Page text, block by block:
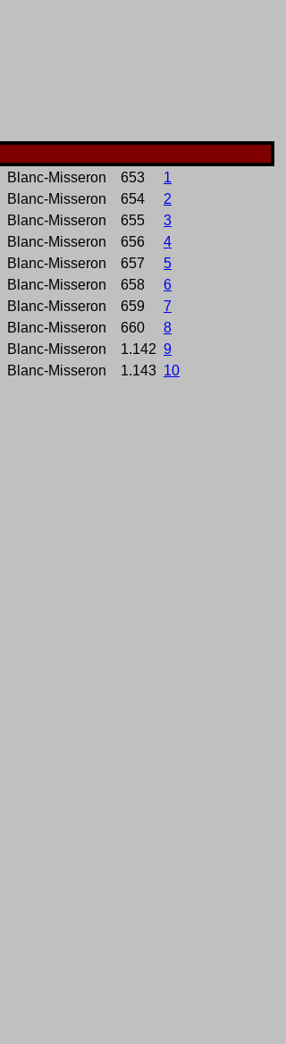
Blanc-Misseron 653
1
Blanc-Misseron 654
2
Blanc-Misseron 655
3
Blanc-Misseron 656
4
Blanc-Misseron 657
5
Blanc-Misseron 658
6
Blanc-Misseron 659
7
Blanc-Misseron 660
8
Blanc-Misseron 1.142 9
Blanc-Misseron 1.143 10